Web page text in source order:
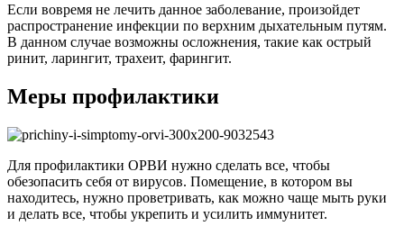
Если вовремя не лечить данное заболевание, произойдет
распространение инфекции по верхним дыхательным путям.
В данном случае возможны осложнения, такие как острый
ринит, ларингит, трахеит, фарингит.
Меры профилактики
Для профилактики ОРВИ нужно сделать все, чтобы
обезопасить себя от вирусов. Помещение, в котором вы
находитесь, нужно проветривать, как можно чаще мыть руки
и делать все, чтобы укрепить и усилить иммунитет.